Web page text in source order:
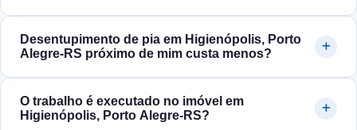
Desentupimento de pia em Higienópolis, Porto
Alegre‑RS próximo de mim custa menos?
O trabalho é executado no imóvel em
Higienópolis, Porto Alegre‑RS?